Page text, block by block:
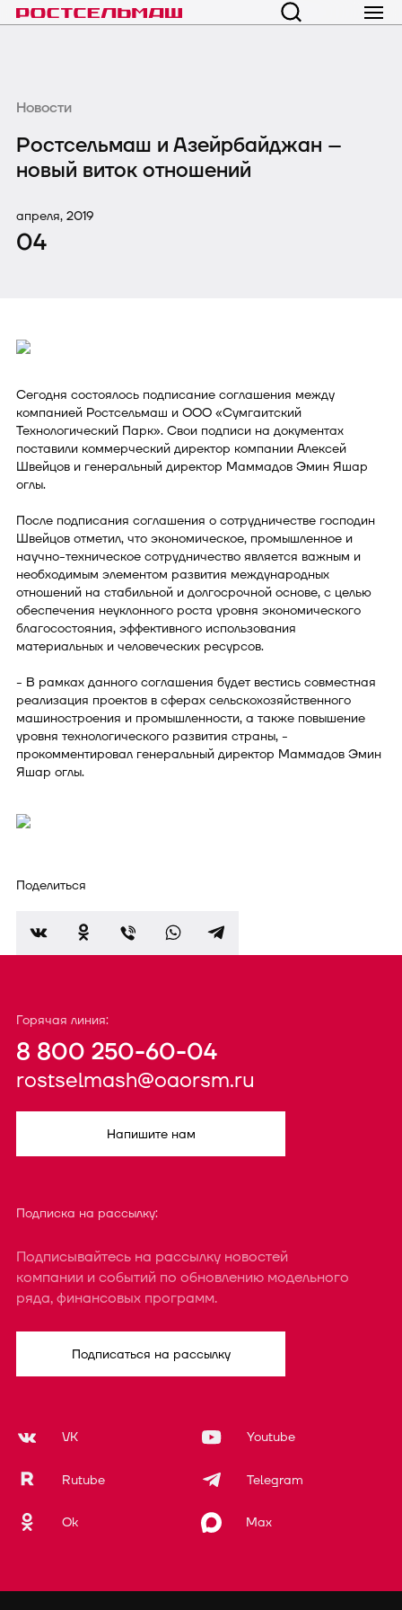
Новости
Ростсельмаш и Азейрбайджан –
новый виток отношений
апреля, 2019
04
Сегодня состоялось подписание соглашения между
компанией Ростсельмаш и ООО «Сумгаитский
Технологический Парк». Свои подписи на документах
поставили коммерческий директор компании Алексей
Швейцов и генеральный директор Маммадов Эмин Яшар
оглы.
После подписания соглашения о сотрудничестве господин
Швейцов отметил, что экономическое, промышленное и
научно-техническое сотрудничество является важным и
необходимым элементом развития международных
отношений на стабильной и долгосрочной основе, с целью
обеспечения неуклонного роста уровня экономического
благосостояния, эффективного использования
материальных и человеческих ресурсов.
- В рамках данного соглашения будет вестись совместная
реализация проектов в сферах сельскохозяйственного
машиностроения и промышленности, а также повышение
уровня технологического развития страны, -
прокомментировал генеральный директор Маммадов Эмин
Яшар оглы.
Поделиться
Горячая линия:
8 800 250-60-04
rostselmash@oaorsm.ru
Напишите нам
Подписка на рассылку:
Подписывайтесь на рассылку новостей
компании и событий по обновлению модельного
ряда, финансовых программ.
Подписаться на рассылку
VK Youtube
Rutube Telegram
Ok Max